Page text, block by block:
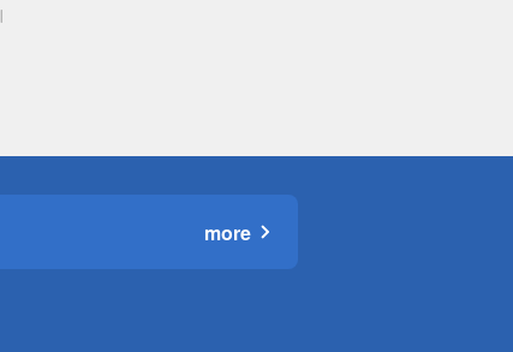
more